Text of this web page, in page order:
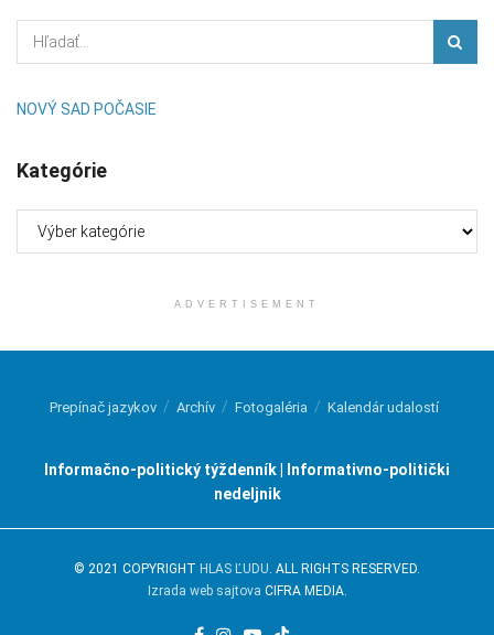
NOVÝ SAD POČASIE
Kategórie
Kategórie
ADVERTISEMENT
Prepínač jazykov Archív Fotogaléria Kalendár udalostí
Informačno-politický týždenník | Informativno-politički
nedeljnik
© 2021 COPYRIGHT HLAS ĽUDU. ALL RIGHTS RESERVED.
Izrada web sajtova CIFRA MEDIA.